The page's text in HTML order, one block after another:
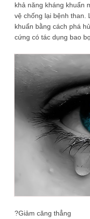
khả năng kháng khuẩn
vệ chống lại bệnh than.
khuẩn bằng cách phá
cứng có tác dụng bao
?Giảm căng thẳng